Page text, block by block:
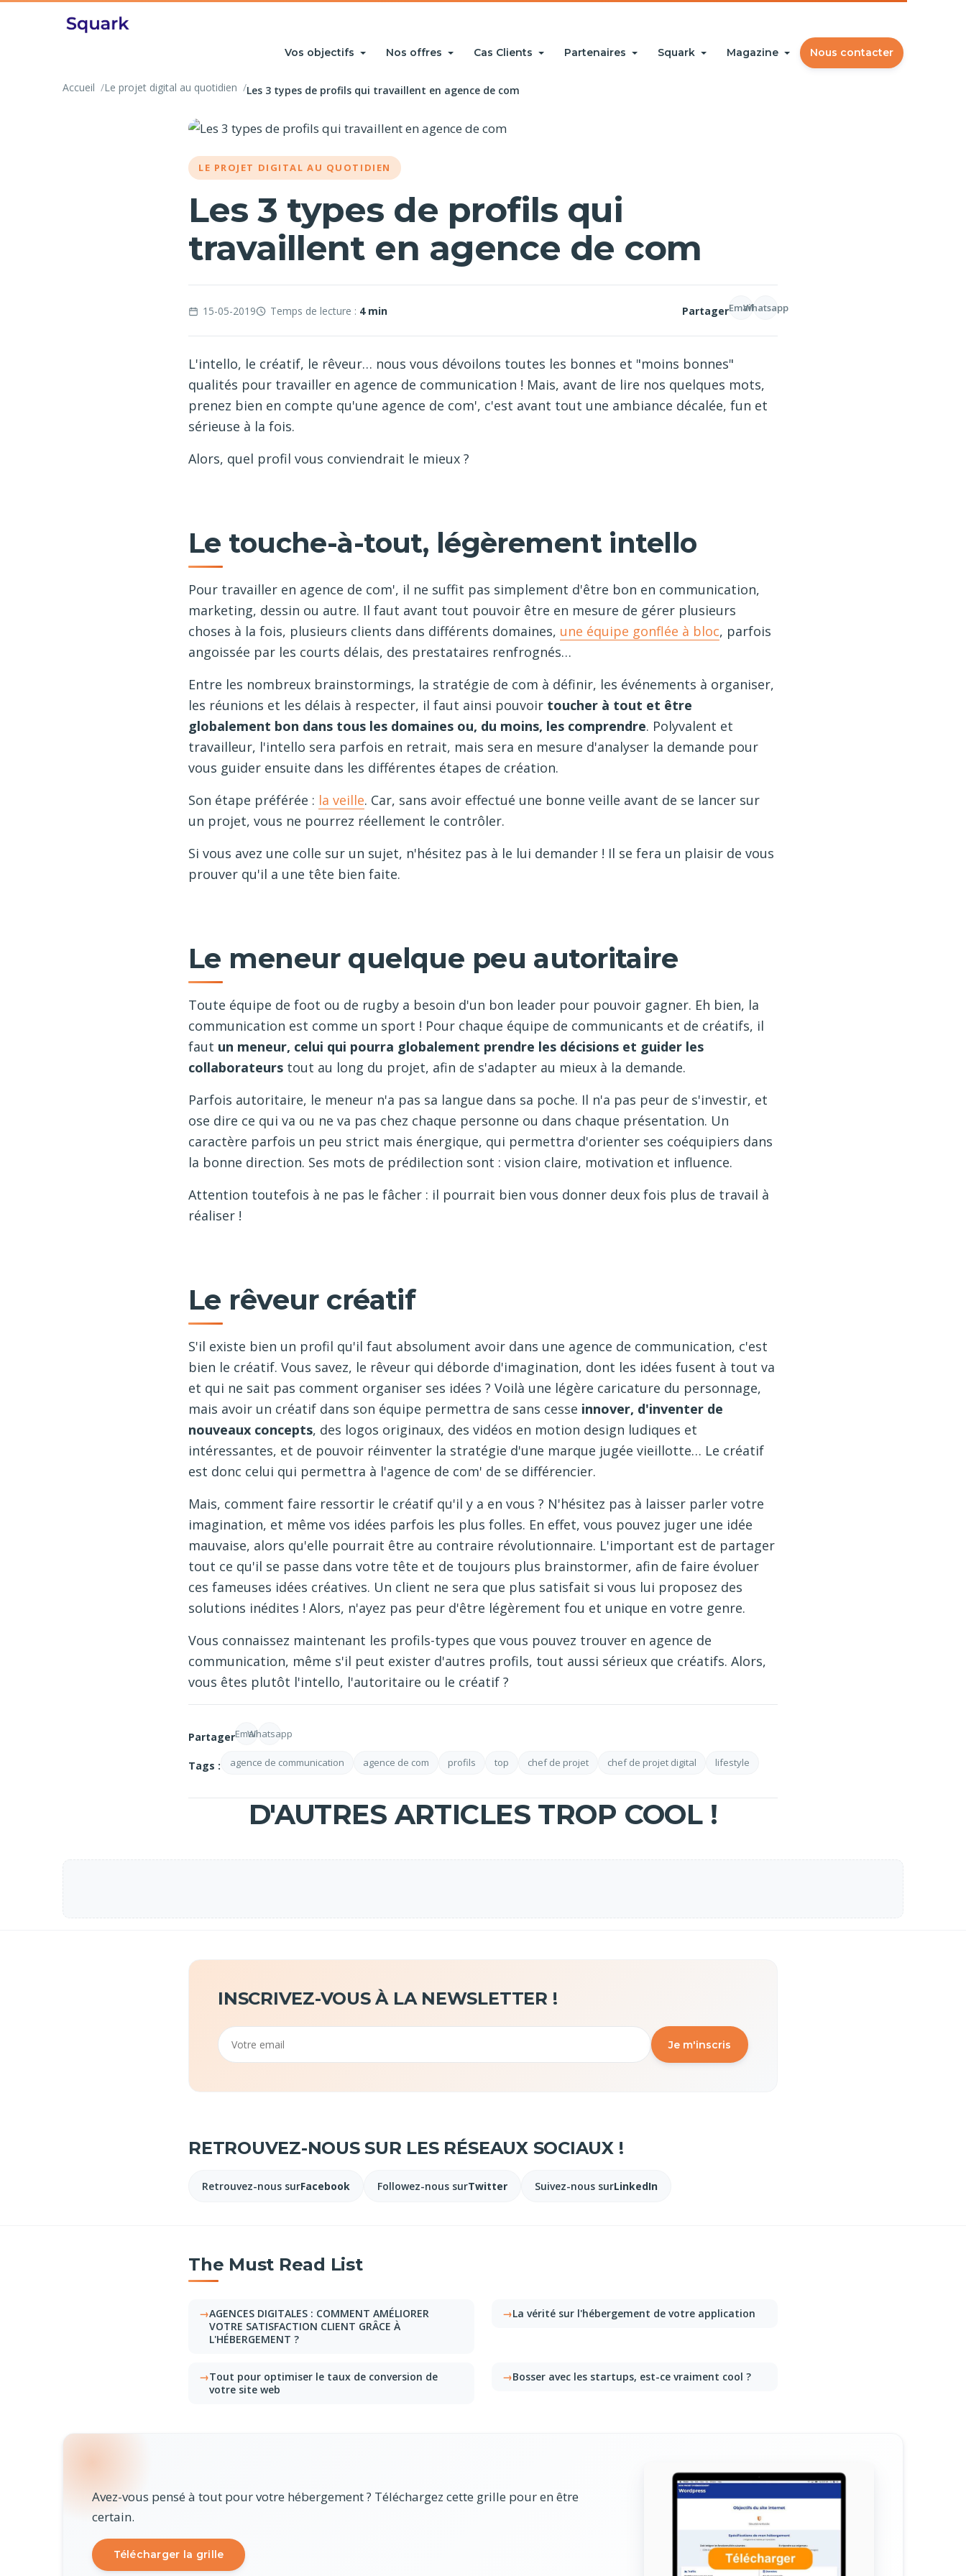
Vos objectifs Nos offres Cas Clients Partenaires Squark Magazine Nous contacter
Accueil Le projet digital au quotidien Les 3 types de profils qui travaillent en agence de com
LE PROJET DIGITAL AU QUOTIDIEN
Les 3 types de profils qui
travaillent en agence de com
15-05-2019 Temps de lecture : 4 min PartagerEmailWhatsapp
L'intello, le créatif, le rêveur… nous vous dévoilons toutes les bonnes et "moins bonnes"
qualités pour travailler en agence de communication ! Mais, avant de lire nos quelques mots,
prenez bien en compte qu'une agence de com', c'est avant tout une ambiance décalée, fun et
sérieuse à la fois.
Alors, quel profil vous conviendrait le mieux ?
Le touche-à-tout, légèrement intello
Pour travailler en agence de com', il ne suffit pas simplement d'être bon en communication,
marketing, dessin ou autre. Il faut avant tout pouvoir être en mesure de gérer plusieurs
choses à la fois, plusieurs clients dans différents domaines, une équipe gonflée à bloc, parfois
angoissée par les courts délais, des prestataires renfrognés…
Entre les nombreux brainstormings, la stratégie de com à définir, les événements à organiser,
les réunions et les délais à respecter, il faut ainsi pouvoir toucher à tout et être
globalement bon dans tous les domaines ou, du moins, les comprendre. Polyvalent et
travailleur, l'intello sera parfois en retrait, mais sera en mesure d'analyser la demande pour
vous guider ensuite dans les différentes étapes de création.
Son étape préférée : la veille. Car, sans avoir effectué une bonne veille avant de se lancer sur
un projet, vous ne pourrez réellement le contrôler.
Si vous avez une colle sur un sujet, n'hésitez pas à le lui demander ! Il se fera un plaisir de vous
prouver qu'il a une tête bien faite.
Le meneur quelque peu autoritaire
Toute équipe de foot ou de rugby a besoin d'un bon leader pour pouvoir gagner. Eh bien, la
communication est comme un sport ! Pour chaque équipe de communicants et de créatifs, il
faut un meneur, celui qui pourra globalement prendre les décisions et guider les
collaborateurs tout au long du projet, afin de s'adapter au mieux à la demande.
Parfois autoritaire, le meneur n'a pas sa langue dans sa poche. Il n'a pas peur de s'investir, et
ose dire ce qui va ou ne va pas chez chaque personne ou dans chaque présentation. Un
caractère parfois un peu strict mais énergique, qui permettra d'orienter ses coéquipiers dans
la bonne direction. Ses mots de prédilection sont : vision claire, motivation et influence.
Attention toutefois à ne pas le fâcher : il pourrait bien vous donner deux fois plus de travail à
réaliser !
Le rêveur créatif
S'il existe bien un profil qu'il faut absolument avoir dans une agence de communication, c'est
bien le créatif. Vous savez, le rêveur qui déborde d'imagination, dont les idées fusent à tout va
et qui ne sait pas comment organiser ses idées ? Voilà une légère caricature du personnage,
mais avoir un créatif dans son équipe permettra de sans cesse innover, d'inventer de
nouveaux concepts, des logos originaux, des vidéos en motion design ludiques et
intéressantes, et de pouvoir réinventer la stratégie d'une marque jugée vieillotte… Le créatif
est donc celui qui permettra à l'agence de com' de se différencier.
Mais, comment faire ressortir le créatif qu'il y a en vous ? N'hésitez pas à laisser parler votre
imagination, et même vos idées parfois les plus folles. En effet, vous pouvez juger une idée
mauvaise, alors qu'elle pourrait être au contraire révolutionnaire. L'important est de partager
tout ce qu'il se passe dans votre tête et de toujours plus brainstormer, afin de faire évoluer
ces fameuses idées créatives. Un client ne sera que plus satisfait si vous lui proposez des
solutions inédites ! Alors, n'ayez pas peur d'être légèrement fou et unique en votre genre.
Vous connaissez maintenant les profils-types que vous pouvez trouver en agence de
communication, même s'il peut exister d'autres profils, tout aussi sérieux que créatifs. Alors,
vous êtes plutôt l'intello, l'autoritaire ou le créatif ?
PartagerEmailWhatsapp
Tags : agence de communication agence de com profils top chef de projet chef de projet digital lifestyle
D'AUTRES ARTICLES TROP COOL !
INSCRIVEZ-VOUS À LA NEWSLETTER !
Email
Je m'inscris
RETROUVEZ-NOUS SUR LES RÉSEAUX SOCIAUX !
Retrouvez-nous surFacebook Followez-nous surTwitter Suivez-nous surLinkedIn
The Must Read List
AGENCES DIGITALES : COMMENT AMÉLIORER
VOTRE SATISFACTION CLIENT GRÂCE À
L'HÉBERGEMENT ?
La vérité sur l'hébergement de votre application
Tout pour optimiser le taux de conversion de
votre site web
Bosser avec les startups, est-ce vraiment cool ?
Avez-vous pensé à tout pour votre hébergement ? Téléchargez cette grille pour en être
certain.
Télécharger la grille